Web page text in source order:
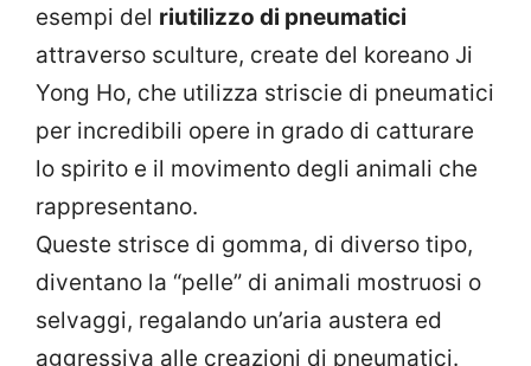
esempi del riutilizzo di pneumatici
attraverso sculture, create del koreano Ji
Yong Ho, che utilizza striscie di pneumatici
per incredibili opere in grado di catturare
lo spirito e il movimento degli animali che
rappresentano.
Queste strisce di gomma, di diverso tipo,
diventano la “pelle” di animali mostruosi o
selvaggi, regalando un’aria austera ed
aggressiva alle creazioni di pneumatici.